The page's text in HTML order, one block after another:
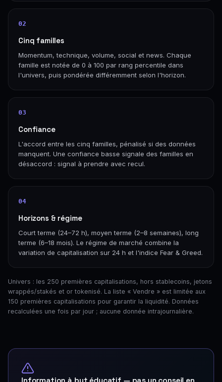
02
Cinq familles
Momentum, technique, volume, social et news. Chaque
famille est notée de 0 à 100 par rang percentile dans
l'univers, puis pondérée différemment selon l'horizon.
03
Confiance
L'accord entre les cinq familles, pénalisé si des données
manquent. Une confiance basse signale des familles en
désaccord : signal à prendre avec recul.
04
Horizons & régime
Court terme (24–72 h), moyen terme (2–8 semaines), long
terme (6–18 mois). Le régime de marché combine la
variation de capitalisation sur 24 h et l'indice Fear & Greed.
Univers : les 250 premières capitalisations, hors stablecoins, jetons
wrappés/stakés et or tokenisé. La liste « Vendre » est limitée aux
150 premières capitalisations pour garantir la liquidité. Données
recalculées une fois par jour ; aucune donnée intrajournalière.